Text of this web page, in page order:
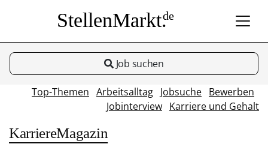
StellenMarkt.de
Job suchen
Top-Themen Arbeitsalltag Jobsuche Bewerben
Jobinterview Karriere und Gehalt
KarriereMagazin